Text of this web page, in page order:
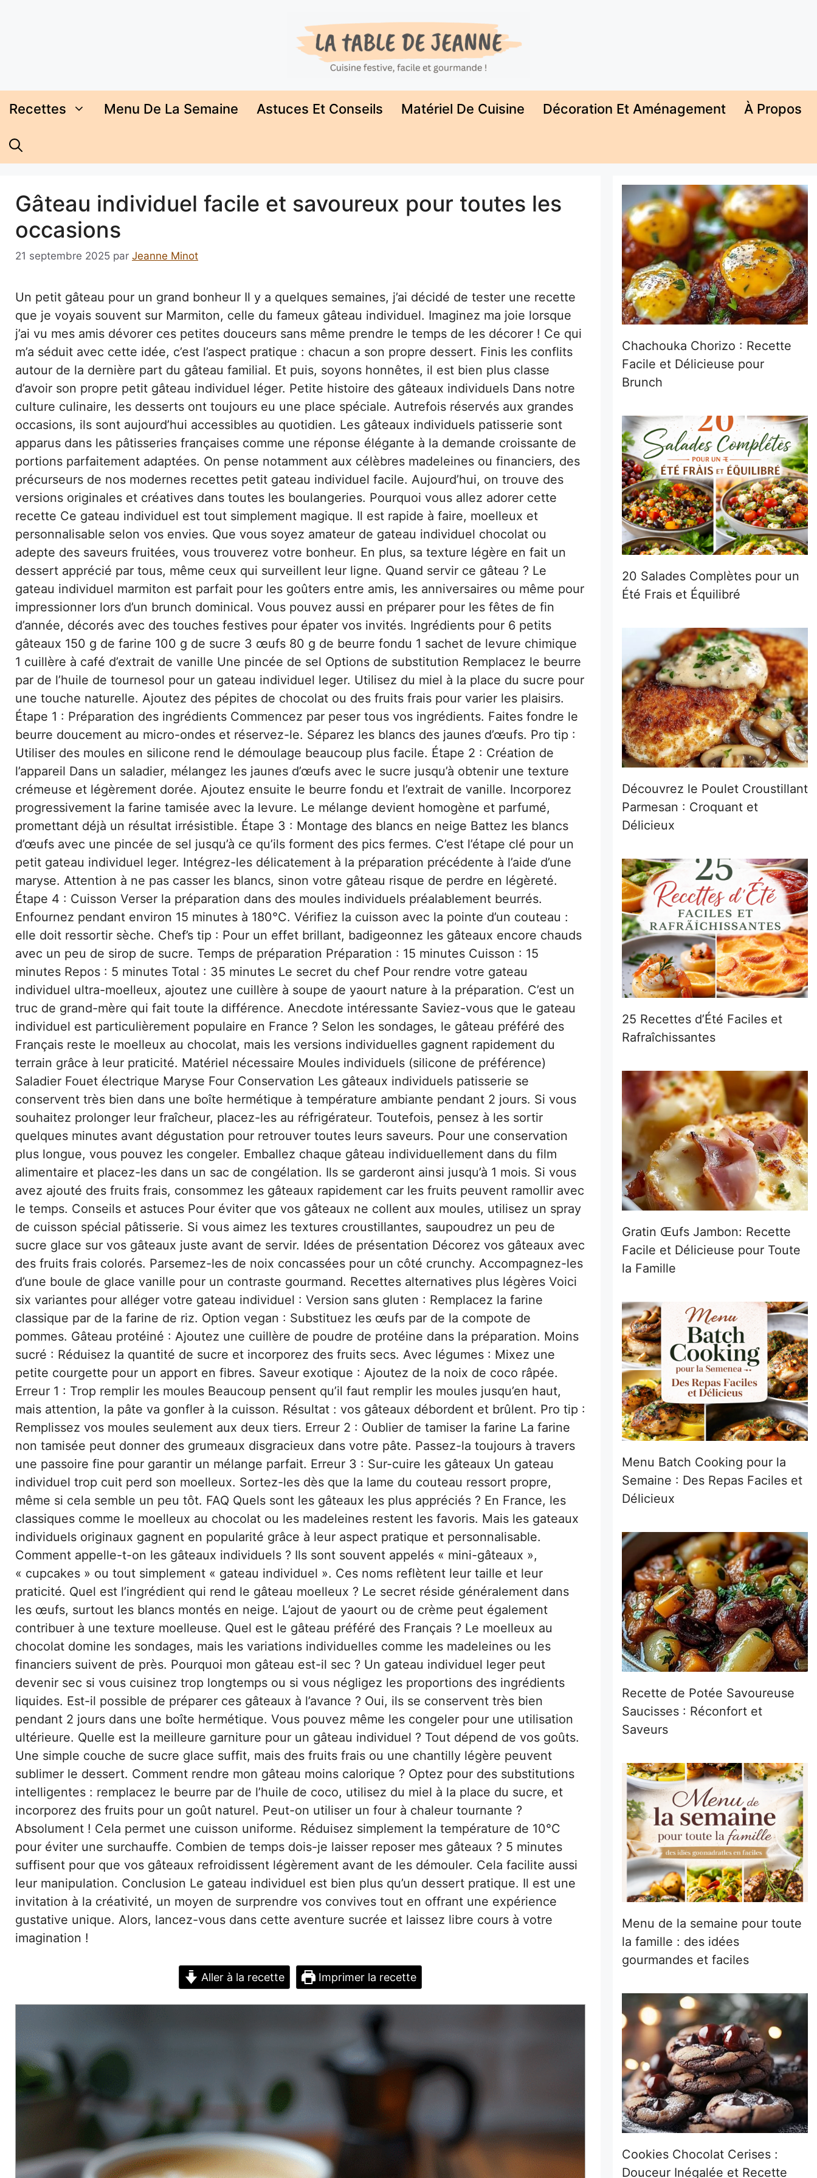
Recettes Menu De La Semaine Astuces Et Conseils Matériel De Cuisine Décoration Et Aménagement À Propos
Gâteau individuel facile et savoureux pour toutes les
occasions
21 septembre 2025 par Jeanne Minot
Un petit gâteau pour un grand bonheur Il y a quelques semaines, j’ai décidé de tester une recette
que je voyais souvent sur Marmiton, celle du fameux gâteau individuel. Imaginez ma joie lorsque
j’ai vu mes amis dévorer ces petites douceurs sans même prendre le temps de les décorer ! Ce qui
m’a séduit avec cette idée, c’est l’aspect pratique : chacun a son propre dessert. Finis les conflits
autour de la dernière part du gâteau familial. Et puis, soyons honnêtes, il est bien plus classe
d’avoir son propre petit gâteau individuel léger. Petite histoire des gâteaux individuels Dans notre
culture culinaire, les desserts ont toujours eu une place spéciale. Autrefois réservés aux grandes
occasions, ils sont aujourd’hui accessibles au quotidien. Les gâteaux individuels patisserie sont
apparus dans les pâtisseries françaises comme une réponse élégante à la demande croissante de
portions parfaitement adaptées. On pense notamment aux célèbres madeleines ou financiers, des
précurseurs de nos modernes recettes petit gateau individuel facile. Aujourd’hui, on trouve des
versions originales et créatives dans toutes les boulangeries. Pourquoi vous allez adorer cette
recette Ce gateau individuel est tout simplement magique. Il est rapide à faire, moelleux et
personnalisable selon vos envies. Que vous soyez amateur de gateau individuel chocolat ou
adepte des saveurs fruitées, vous trouverez votre bonheur. En plus, sa texture légère en fait un
dessert apprécié par tous, même ceux qui surveillent leur ligne. Quand servir ce gâteau ? Le
gateau individuel marmiton est parfait pour les goûters entre amis, les anniversaires ou même pour
impressionner lors d’un brunch dominical. Vous pouvez aussi en préparer pour les fêtes de fin
d’année, décorés avec des touches festives pour épater vos invités. Ingrédients pour 6 petits
gâteaux 150 g de farine 100 g de sucre 3 œufs 80 g de beurre fondu 1 sachet de levure chimique
1 cuillère à café d’extrait de vanille Une pincée de sel Options de substitution Remplacez le beurre
par de l’huile de tournesol pour un gateau individuel leger. Utilisez du miel à la place du sucre pour
une touche naturelle. Ajoutez des pépites de chocolat ou des fruits frais pour varier les plaisirs.
Étape 1 : Préparation des ingrédients Commencez par peser tous vos ingrédients. Faites fondre le
beurre doucement au micro-ondes et réservez-le. Séparez les blancs des jaunes d’œufs. Pro tip :
Utiliser des moules en silicone rend le démoulage beaucoup plus facile. Étape 2 : Création de
l’appareil Dans un saladier, mélangez les jaunes d’œufs avec le sucre jusqu’à obtenir une texture
crémeuse et légèrement dorée. Ajoutez ensuite le beurre fondu et l’extrait de vanille. Incorporez
progressivement la farine tamisée avec la levure. Le mélange devient homogène et parfumé,
promettant déjà un résultat irrésistible. Étape 3 : Montage des blancs en neige Battez les blancs
d’œufs avec une pincée de sel jusqu’à ce qu’ils forment des pics fermes. C’est l’étape clé pour un
petit gateau individuel leger. Intégrez-les délicatement à la préparation précédente à l’aide d’une
maryse. Attention à ne pas casser les blancs, sinon votre gâteau risque de perdre en légèreté.
Étape 4 : Cuisson Verser la préparation dans des moules individuels préalablement beurrés.
Enfournez pendant environ 15 minutes à 180°C. Vérifiez la cuisson avec la pointe d’un couteau :
elle doit ressortir sèche. Chef’s tip : Pour un effet brillant, badigeonnez les gâteaux encore chauds
avec un peu de sirop de sucre. Temps de préparation Préparation : 15 minutes Cuisson : 15
minutes Repos : 5 minutes Total : 35 minutes Le secret du chef Pour rendre votre gateau
individuel ultra-moelleux, ajoutez une cuillère à soupe de yaourt nature à la préparation. C’est un
truc de grand-mère qui fait toute la différence. Anecdote intéressante Saviez-vous que le gateau
individuel est particulièrement populaire en France ? Selon les sondages, le gâteau préféré des
Français reste le moelleux au chocolat, mais les versions individuelles gagnent rapidement du
terrain grâce à leur praticité. Matériel nécessaire Moules individuels (silicone de préférence)
Saladier Fouet électrique Maryse Four Conservation Les gâteaux individuels patisserie se
conservent très bien dans une boîte hermétique à température ambiante pendant 2 jours. Si vous
souhaitez prolonger leur fraîcheur, placez-les au réfrigérateur. Toutefois, pensez à les sortir
quelques minutes avant dégustation pour retrouver toutes leurs saveurs. Pour une conservation
plus longue, vous pouvez les congeler. Emballez chaque gâteau individuellement dans du film
alimentaire et placez-les dans un sac de congélation. Ils se garderont ainsi jusqu’à 1 mois. Si vous
avez ajouté des fruits frais, consommez les gâteaux rapidement car les fruits peuvent ramollir avec
le temps. Conseils et astuces Pour éviter que vos gâteaux ne collent aux moules, utilisez un spray
de cuisson spécial pâtisserie. Si vous aimez les textures croustillantes, saupoudrez un peu de
sucre glace sur vos gâteaux juste avant de servir. Idées de présentation Décorez vos gâteaux avec
des fruits frais colorés. Parsemez-les de noix concassées pour un côté crunchy. Accompagnez-les
d’une boule de glace vanille pour un contraste gourmand. Recettes alternatives plus légères Voici
six variantes pour alléger votre gateau individuel : Version sans gluten : Remplacez la farine
classique par de la farine de riz. Option vegan : Substituez les œufs par de la compote de
pommes. Gâteau protéiné : Ajoutez une cuillère de poudre de protéine dans la préparation. Moins
sucré : Réduisez la quantité de sucre et incorporez des fruits secs. Avec légumes : Mixez une
petite courgette pour un apport en fibres. Saveur exotique : Ajoutez de la noix de coco râpée.
Erreur 1 : Trop remplir les moules Beaucoup pensent qu’il faut remplir les moules jusqu’en haut,
mais attention, la pâte va gonfler à la cuisson. Résultat : vos gâteaux débordent et brûlent. Pro tip :
Remplissez vos moules seulement aux deux tiers. Erreur 2 : Oublier de tamiser la farine La farine
non tamisée peut donner des grumeaux disgracieux dans votre pâte. Passez-la toujours à travers
une passoire fine pour garantir un mélange parfait. Erreur 3 : Sur-cuire les gâteaux Un gateau
individuel trop cuit perd son moelleux. Sortez-les dès que la lame du couteau ressort propre,
même si cela semble un peu tôt. FAQ Quels sont les gâteaux les plus appréciés ? En France, les
classiques comme le moelleux au chocolat ou les madeleines restent les favoris. Mais les gateaux
individuels originaux gagnent en popularité grâce à leur aspect pratique et personnalisable.
Comment appelle-t-on les gâteaux individuels ? Ils sont souvent appelés « mini-gâteaux »,
« cupcakes » ou tout simplement « gateau individuel ». Ces noms reflètent leur taille et leur
praticité. Quel est l’ingrédient qui rend le gâteau moelleux ? Le secret réside généralement dans
les œufs, surtout les blancs montés en neige. L’ajout de yaourt ou de crème peut également
contribuer à une texture moelleuse. Quel est le gâteau préféré des Français ? Le moelleux au
chocolat domine les sondages, mais les variations individuelles comme les madeleines ou les
financiers suivent de près. Pourquoi mon gâteau est-il sec ? Un gateau individuel leger peut
devenir sec si vous cuisinez trop longtemps ou si vous négligez les proportions des ingrédients
liquides. Est-il possible de préparer ces gâteaux à l’avance ? Oui, ils se conservent très bien
pendant 2 jours dans une boîte hermétique. Vous pouvez même les congeler pour une utilisation
ultérieure. Quelle est la meilleure garniture pour un gâteau individuel ? Tout dépend de vos goûts.
Une simple couche de sucre glace suffit, mais des fruits frais ou une chantilly légère peuvent
sublimer le dessert. Comment rendre mon gâteau moins calorique ? Optez pour des substitutions
intelligentes : remplacez le beurre par de l’huile de coco, utilisez du miel à la place du sucre, et
incorporez des fruits pour un goût naturel. Peut-on utiliser un four à chaleur tournante ?
Absolument ! Cela permet une cuisson uniforme. Réduisez simplement la température de 10°C
pour éviter une surchauffe. Combien de temps dois-je laisser reposer mes gâteaux ? 5 minutes
suffisent pour que vos gâteaux refroidissent légèrement avant de les démouler. Cela facilite aussi
leur manipulation. Conclusion Le gateau individuel est bien plus qu’un dessert pratique. Il est une
invitation à la créativité, un moyen de surprendre vos convives tout en offrant une expérience
gustative unique. Alors, lancez-vous dans cette aventure sucrée et laissez libre cours à votre
imagination !
Aller à la recette Imprimer la recette
Chachouka Chorizo : Recette
Facile et Délicieuse pour
Brunch
20 Salades Complètes pour un
Été Frais et Équilibré
Découvrez le Poulet Croustillant
Parmesan : Croquant et
Délicieux
25 Recettes d’Été Faciles et
Rafraîchissantes
Gratin Œufs Jambon: Recette
Facile et Délicieuse pour Toute
la Famille
Menu Batch Cooking pour la
Semaine : Des Repas Faciles et
Délicieux
Recette de Potée Savoureuse
Saucisses : Réconfort et
Saveurs
Menu de la semaine pour toute
la famille : des idées
gourmandes et faciles
Cookies Chocolat Cerises :
Douceur Inégalée et Recette